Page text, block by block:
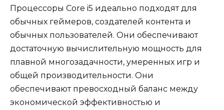
Процессоры Core i5 идеально подходят для
обычных геймеров, создателей контента и
обычных пользователей. Они обеспечивают
достаточную вычислительную мощность для
плавной многозадачности, умеренных игр и
общей производительности. Они
обеспечивают превосходный баланс между
экономической эффективностью и